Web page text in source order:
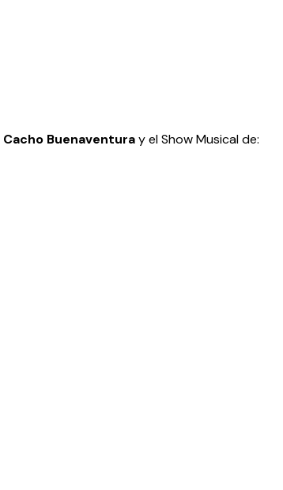
Cacho Buenaventuray el Show Musical de: